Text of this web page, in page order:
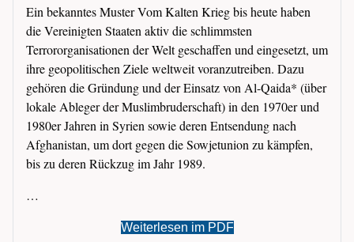
Ein bekanntes Muster Vom Kalten Krieg bis heute haben
die Vereinigten Staaten aktiv die schlimmsten
Terrororganisationen der Welt geschaffen und eingesetzt, um
ihre geopolitischen Ziele weltweit voranzutreiben. Dazu
gehören die Gründung und der Einsatz von Al-Qaida* (über
lokale Ableger der Muslimbruderschaft) in den 1970er und
1980er Jahren in Syrien sowie deren Entsendung nach
Afghanistan, um dort gegen die Sowjetunion zu kämpfen,
bis zu deren Rückzug im Jahr 1989.
…
Weiterlesen im PDF